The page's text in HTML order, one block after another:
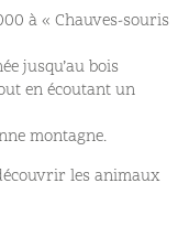
à « Chauves-souris
jusqu’au bois
en écoutant un
montagne.
les animaux